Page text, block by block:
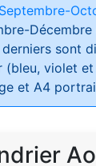
Septembre-
Décembre
derniers sont
(bleu, violet
et A4